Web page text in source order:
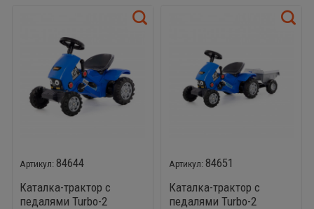
84644
Каталка-трактор с
педалями Turbo-2
84651
Каталка-трактор с
педалями Turbo-2